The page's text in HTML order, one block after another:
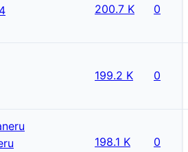
200.7 K 0
199.2 K 0
198.1 K 0